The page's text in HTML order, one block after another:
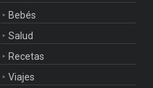
Bebés
Salud
Recetas
Viajes